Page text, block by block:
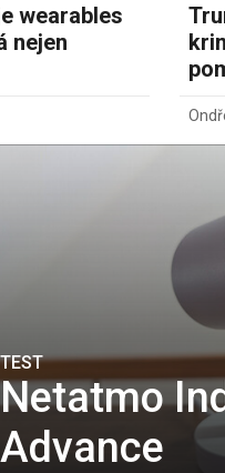
wearables
nejen
TEST
Netatmo
Advance